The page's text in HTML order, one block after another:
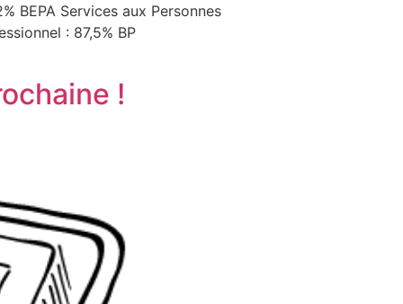
BEPA Services aux Personnes
: 87,5% BP
!​